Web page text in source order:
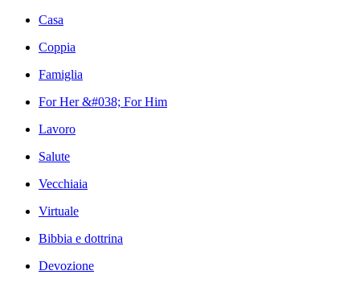
Casa
Coppia
Famiglia
For Her &#038; For Him
Lavoro
Salute
Vecchiaia
Virtuale
Bibbia e dottrina
Devozione